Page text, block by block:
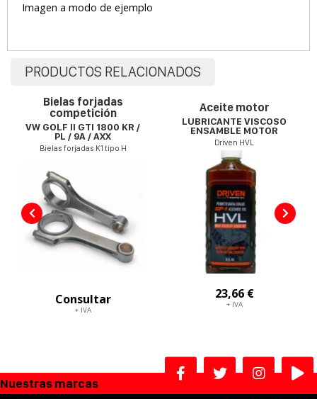
Imagen a modo de ejemplo
PRODUCTOS RELACIONADOS
Bielas forjadas
competición
VW GOLF II GTI 1800 KR /
PL / 9A / AXX
Bielas forjadas K1 tipo H
Consultar
+ IVA
Aceite motor
LUBRICANTE VISCOSO
ENSAMBLE MOTOR
Driven HVL
23,66 €
+ IVA
Nuestras marcas